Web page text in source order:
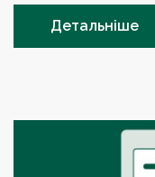
Детальніше